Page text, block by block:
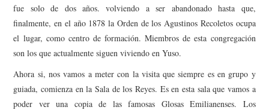
fue solo de dos años. volviendo a ser abandonado hasta que,
finalmente, en el año 1878 la Orden de los Agustinos Recoletos ocupa
el lugar, como centro de formación. Miembros de esta congregación
son los que actualmente siguen viviendo en Yuso.
Ahora si, nos vamos a meter con la visita que siempre es en grupo y
guiada, comienza en la Sala de los Reyes. Es en esta sala que vamos a
poder ver una copia de las famosas Glosas Emilianenses. Los